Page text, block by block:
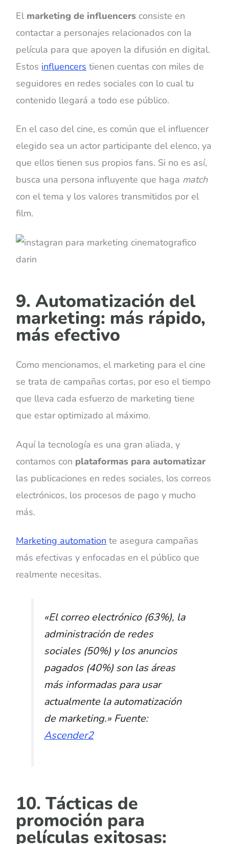
El marketing de influencers consiste en
contactar a personajes relacionados con la
película para que apoyen la difusión en digital.
Estos influencers tienen cuentas con miles de
seguidores en redes sociales con lo cual tu
contenido llegará a todo ese público.
En el caso del cine, es común que el influencer
elegido sea un actor participante del elenco, ya
que ellos tienen sus propios fans. Si no es así,
busca una persona influyente que haga match
con el tema y los valores transmitidos por el
film.
9. Automatización del
marketing: más rápido,
más efectivo
Como mencionamos, el marketing para el cine
se trata de campañas cortas, por eso el tiempo
que lleva cada esfuerzo de marketing tiene
que estar optimizado al máximo.
Aquí la tecnología es una gran aliada, y
contamos con plataformas para automatizar
las publicaciones en redes sociales, los correos
electrónicos, los procesos de pago y mucho
más.
Marketing automation te asegura campañas
más efectivas y enfocadas en el público que
realmente necesitas.
«El correo electrónico (63%), la
administración de redes
sociales (50%) y los anuncios
pagados (40%) son las áreas
más informadas para usar
actualmente la automatización
de marketing.» Fuente:
Ascender2
10. Tácticas de
promoción para
películas exitosas: